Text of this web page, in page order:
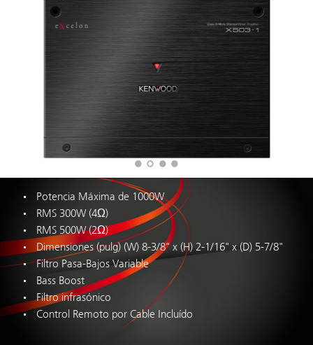
Potencia Máxima de 1000W
RMS 300W (4Ω)
RMS 500W (2Ω)
Dimensiones (pulg) (W) 8-3/8" x (H) 2-1/16" x (D) 5-7/8"
Filtro Pasa-Bajos Variable
Bass Boost
Filtro infrasónico
Control Remoto por Cable Incluído